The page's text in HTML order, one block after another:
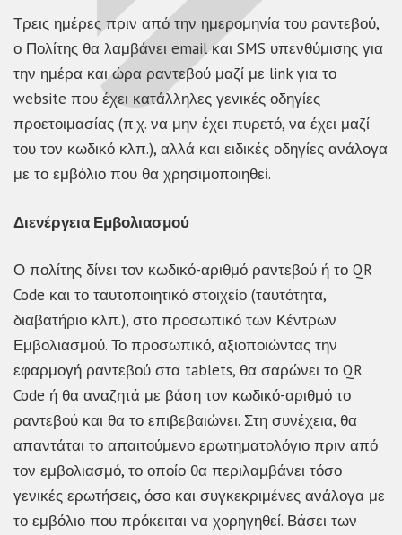
Τρεις ημέρες πριν από την ημερομηνία του ραντεβού,
ο Πολίτης θα λαμβάνει email και SMS υπενθύμισης για
την ημέρα και ώρα ραντεβού μαζί με link για το
website που έχει κατάλληλες γενικές οδηγίες
προετοιμασίας (π.χ. να μην έχει πυρετό, να έχει μαζί
του τον κωδικό κλπ.), αλλά και ειδικές οδηγίες ανάλογα
με το εμβόλιο που θα χρησιμοποιηθεί.
Διενέργεια Εμβολιασμού
Ο πολίτης δίνει τον κωδικό-αριθμό ραντεβού ή το QR
Code και το ταυτοποιητικό στοιχείο (ταυτότητα,
διαβατήριο κλπ.), στο προσωπικό των Κέντρων
Εμβολιασμού. Το προσωπικό, αξιοποιώντας την
εφαρμογή ραντεβού στα tablets, θα σαρώνει το QR
Code ή θα αναζητά με βάση τον κωδικό-αριθμό το
ραντεβού και θα το επιβεβαιώνει. Στη συνέχεια, θα
απαντάται το απαιτούμενο ερωτηματολόγιο πριν από
τον εμβολιασμό, το οποίο θα περιλαμβάνει τόσο
γενικές ερωτήσεις, όσο και συγκεκριμένες ανάλογα με
το εμβόλιο που πρόκειται να χορηγηθεί. Βάσει των